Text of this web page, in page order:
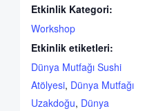
Etkinlik Kategori:
Workshop
Etkinlik etiketleri:
Dünya Mutfağı Sushi
Atölyesi, Dünya Mutfağı
Uzakdoğu, Dünya